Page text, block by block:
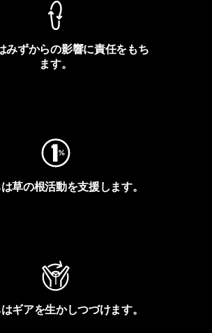
みずからの影響に責任をもち
ます。
草の根活動を支援します。
ギアを生かしつづけます。